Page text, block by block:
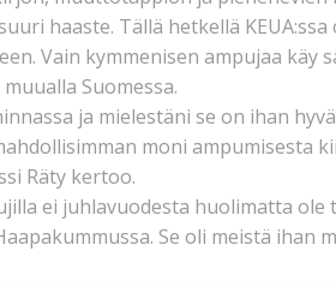
haaste. Tällä hetkellä KEUA:ssa
Vain kymmenisen ampujaa käy
Suomessa.
ja mielestäni se on ihan
moni ampumisesta
Räty kertoo.
ei juhlavuodesta huolimatta ole
Se oli meistä ihan